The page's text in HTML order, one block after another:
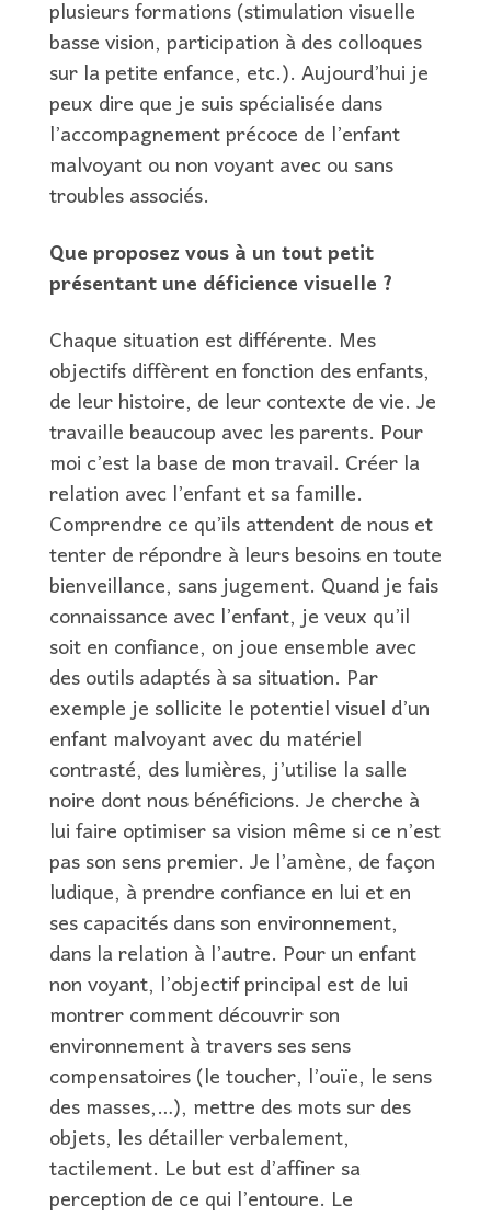
plusieurs formations (stimulation visuelle
basse vision, participation à des colloques
sur la petite enfance, etc.). Aujourd’hui je
peux dire que je suis spécialisée dans
l’accompagnement précoce de l’enfant
malvoyant ou non voyant avec ou sans
troubles associés.
Que proposez vous à un tout petit
présentant une déficience visuelle ?
Chaque situation est différente. Mes
objectifs diffèrent en fonction des enfants,
de leur histoire, de leur contexte de vie. Je
travaille beaucoup avec les parents. Pour
moi c’est la base de mon travail. Créer la
relation avec l’enfant et sa famille.
Comprendre ce qu’ils attendent de nous et
tenter de répondre à leurs besoins en toute
bienveillance, sans jugement. Quand je fais
connaissance avec l’enfant, je veux qu’il
soit en confiance, on joue ensemble avec
des outils adaptés à sa situation. Par
exemple je sollicite le potentiel visuel d’un
enfant malvoyant avec du matériel
contrasté, des lumières, j’utilise la salle
noire dont nous bénéficions. Je cherche à
lui faire optimiser sa vision même si ce n’est
pas son sens premier. Je l’amène, de façon
ludique, à prendre confiance en lui et en
ses capacités dans son environnement,
dans la relation à l’autre. Pour un enfant
non voyant, l’objectif principal est de lui
montrer comment découvrir son
environnement à travers ses sens
compensatoires (le toucher, l’ouïe, le sens
des masses,…), mettre des mots sur des
objets, les détailler verbalement,
tactilement. Le but est d’affiner sa
perception de ce qui l’entoure. Le